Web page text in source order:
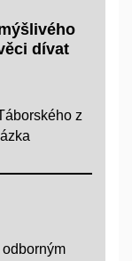
dívat
z